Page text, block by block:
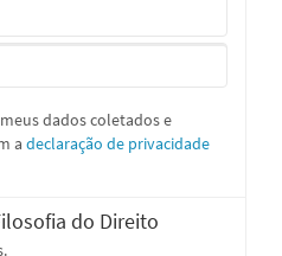
a declaração de privacidade
do Direito